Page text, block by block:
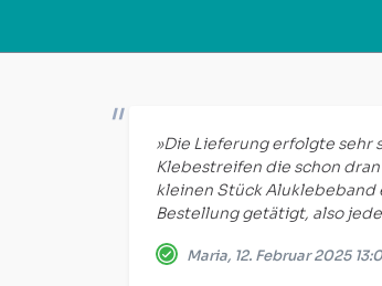
»Die Lieferung erfolgte sehr
Klebestreifen die schon
kleinen Stück Aluklebeband
Bestellung getätigt, also
Maria, 12. Februar 2025